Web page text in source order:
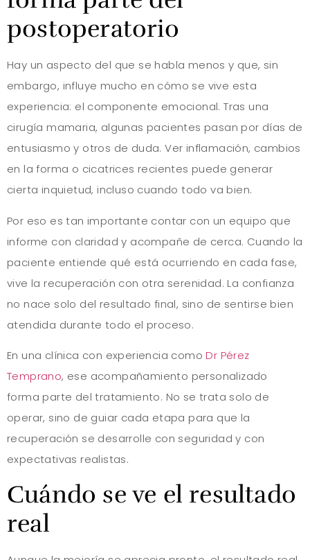
postoperatorio
Hay un aspecto del que se habla menos y que, sin
embargo, influye mucho en cómo se vive esta
experiencia: el componente emocional. Tras una
cirugía mamaria, algunas pacientes pasan por días de
entusiasmo y otros de duda. Ver inflamación, cambios
en la forma o cicatrices recientes puede generar
cierta inquietud, incluso cuando todo va bien.
Por eso es tan importante contar con un equipo que
informe con claridad y acompañe de cerca. Cuando la
paciente entiende qué está ocurriendo en cada fase,
vive la recuperación con otra serenidad. La confianza
no nace solo del resultado final, sino de sentirse bien
atendida durante todo el proceso.
En una clínica con experiencia comoDr Pérez
Temprano, ese acompañamiento personalizado
forma parte del tratamiento. No se trata solo de
operar, sino de guiar cada etapa para que la
recuperación se desarrolle con seguridad y con
expectativas realistas.
Cuándo se ve el resultado
real